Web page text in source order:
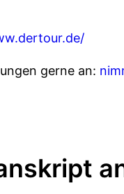
gerne an: